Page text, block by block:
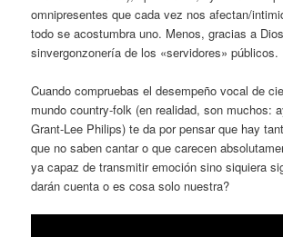
omnipresentes que cada vez nos afectan/
todo se acostumbra uno. Menos, gracias a
sinvergonzonería de los «servidores» públicos.
Cuando compruebas el desempeño vocal de
mundo country-folk (en realidad, son muchos:
Grant-Lee Philips) te da por pensar que hay
que no saben cantar o que carecen
ya capaz de transmitir emoción sino siquiera
darán cuenta o es cosa solo nuestra?